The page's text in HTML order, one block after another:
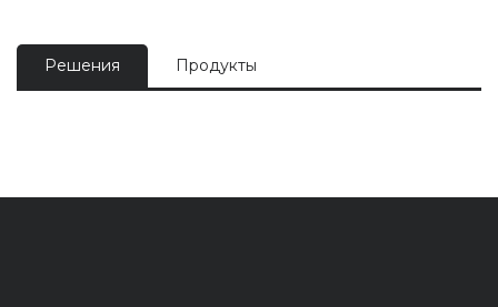
Решения Продукты